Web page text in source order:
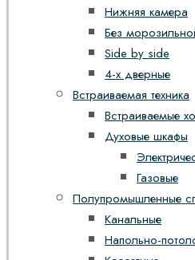
Нижняя камера
Без
Side by side
4-х дверные
Встраиваемая техника
Встраиваемые
Духовые шкафы
Газовые
Полупромышленные
Канальные
Напольно-